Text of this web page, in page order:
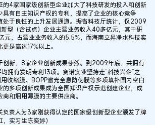
4家国家级创新型企业加大了科技研发的投入和创新
具有自主知识产权的专利，提高了企业的核心竞争
处于良性的上升发展通道。据省科技厅统计，仅2009
型（含试点）企业主营业务收入40多亿元，其中研
元，占营业业务收入的5.5%，而海南立昇净水科技实
是高达17%以上。
新，8家企业创新成果斐然。到2009年底，共拥有
拥有发明专利13项。赛诺实业坚持走“科技兴企”之
收缩膜、BOPP激光全息防伪膜等多项填补国内空白
的多项创新成果成为全国知识产权示范创建企业，成
和烟用薄膜的主要供应商。
责人为3家刚获得认定的国家级创新型企业颁发了牌
实习生陈奕婷）